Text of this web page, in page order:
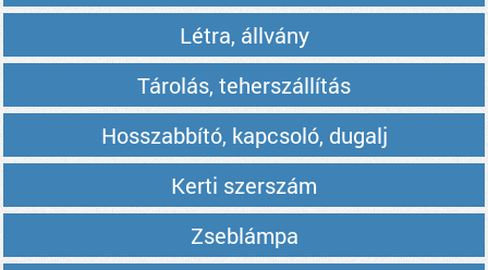
Létra, állvány
Tárolás, teherszállítás
Hosszabbító, kapcsoló, dugalj
Kerti szerszám
Zseblámpa